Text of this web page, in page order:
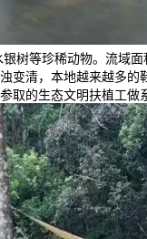
树等珍稀动物。流域
清，本地越来越多的
的生态文明扶植工做